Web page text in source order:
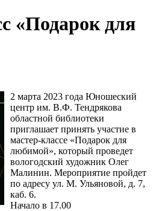
«Подарок для
2 марта 2023 года Юношеский
центр им. В.Ф. Тендрякова
областной библиотеки
приглашает принять участие в
мастер-классе «Подарок для
любимой», который проведет
вологодский художник Олег
Малинин. Мероприятие пройдет
по адресу ул. М. Ульяновой, д. 7,
каб. 6.
Начало в 17.00